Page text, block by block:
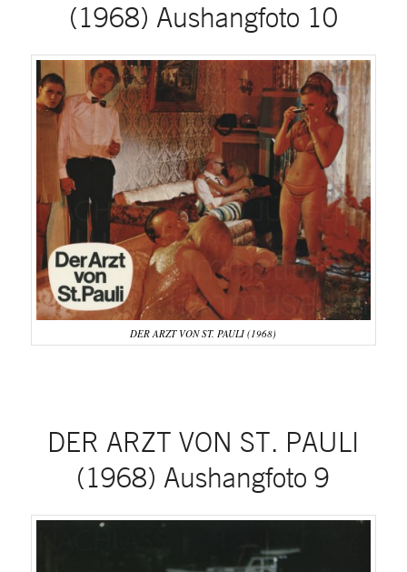
(1968) Aushangfoto 10
DER ARZT VON ST. PAULI (1968)
DER ARZT VON ST. PAULI
(1968) Aushangfoto 9